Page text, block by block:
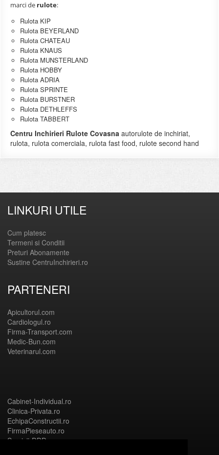
marci de rulote:
Rulota KIP
Rulota BEYERLAND
Rulota CHATEAU
Rulota KNAUS
Rulota MUNSTERLAND
Rulota HOBBY
Rulota ADRIA
Rulota SPRINTE
Rulota BURSTNER
Rulota DETHLEFFS
Rulota TABBERT
Centru Inchirieri Rulote Covasna autorulote de inchiriat,
rulota, rulota comerciala, rulota fast food, rulote second hand
LINKURI UTILE
Cum platesc
Termeni si Conditii
Preturi Abonamente
Sustine CentruInchirieri.ro
PARTENERI
Apicultorul.com
Cardiologul.ro
Firma-Transport.com
Medic-Bun.com
Veterinarul.com
Cabinet-Individual.ro
Clinica-Privata.ro
EchipaConstructii.ro
FirmaPieseauto.ro
Servicii-DDD.com